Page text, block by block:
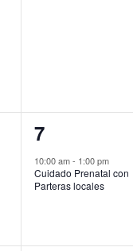
1
evento,
7
10:00 am- 1:00 pm
Cuidado Prenatal con
Parteras locales